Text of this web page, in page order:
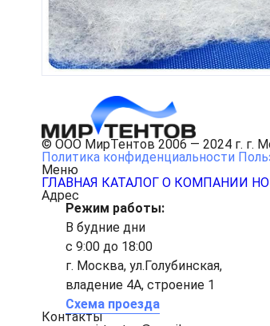
© ООО МирТентов 2006 — 2024 г. г.
Политика конфиденциальности
Меню
ГЛАВНАЯ КАТАЛОГ О КОМПАНИИ
Адрес
Режим работы:
В будние дни
с 9:00 до 18:00
г. Москва, ул.Голубинская,
владение 4А, строение 1
Схема проезда
Контакты